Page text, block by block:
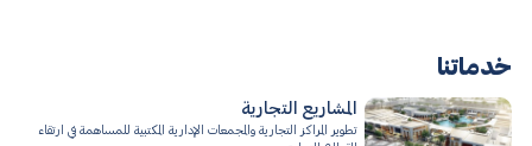
خدماتنا
المشاريع التجارية
تطوير المراكز التجارية والمجمعات الإدارية المكتبية للمساهمة في ارتقاء